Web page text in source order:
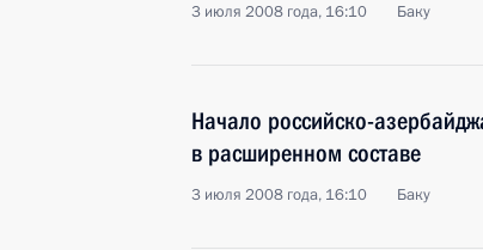
3 июля 2008 года, 16:10 Баку
Начало российско-
в расширенном составе
3 июля 2008 года, 16:10 Баку